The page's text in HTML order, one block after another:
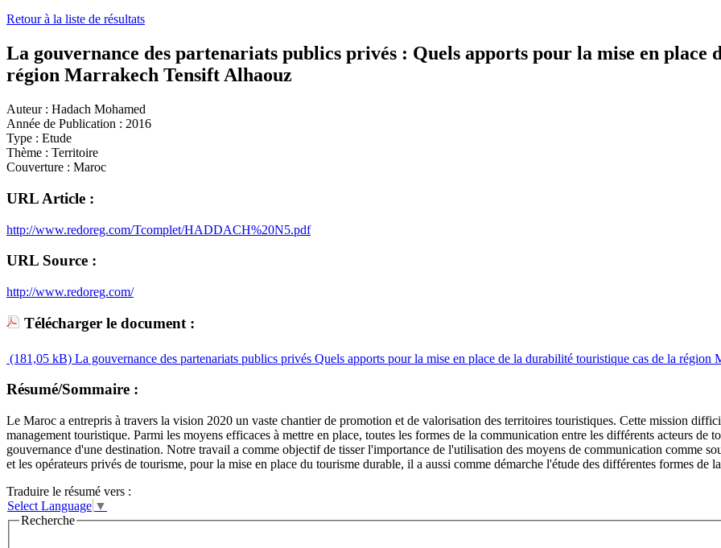
Retour à la liste de résultats
La gouvernance des partenariats publics privés : Quels apports pour la mise en
région Marrakech Tensift Alhaouz
Auteur : Hadach Mohamed
Année de Publication : 2016
Type : Etude
Thème : Territoire
Couverture : Maroc
URL Article :
http://www.redoreg.com/Tcomplet/HADDACH%20N5.pdf
URL Source :
http://www.redoreg.com/
Télécharger le document :
(181,05 kB) La gouvernance des partenariats publics privés Quels apports pour la mise en place de la durabilité touristique cas de la
Résumé/Sommaire :
Le Maroc a entrepris à travers la vision 2020 un vaste chantier de promotion et de valorisation des territoires touristiques. Cette mission
management touristique. Parmi les moyens efficaces à mettre en place, toutes les formes de la communication entre les différents acteurs de
gouvernance d'une destination. Notre travail a comme objectif de tisser l'importance de l'utilisation des moyens de communication comme
et les opérateurs privés de tourisme, pour la mise en place du tourisme durable, il a aussi comme démarche l'étude des différentes formes de
Traduire le résumé vers :
Select Language ▼
Recherche